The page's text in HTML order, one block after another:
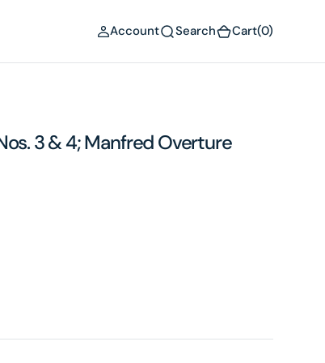
Account Search Cart(0)
3 & 4; Manfred Overture